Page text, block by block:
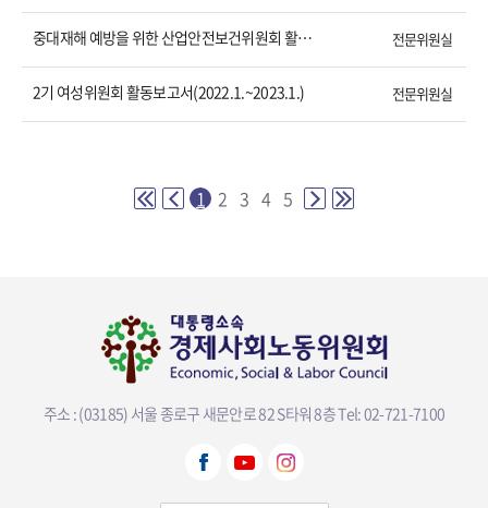
중대재해 예방을 위한 산업안전보건위원회 활동보고서(2021.12.~2023.3.) 전문위원실
2기 여성위원회 활동보고서(2022.1.~2023.1.) 전문위원실
1 2 3 4 5
주소 : (03185) 서울 종로구 새문안로 82 S타워 8층Tel: 02-721-7100
뷰어다운로드 선택